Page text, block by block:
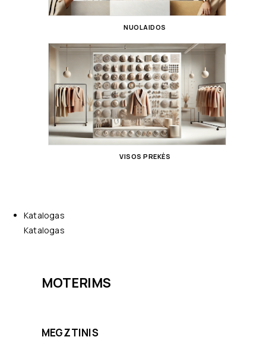
NUOLAIDOS
VISOS PREKĖS
Katalogas
Katalogas
MOTERIMS
MEGZTINIS